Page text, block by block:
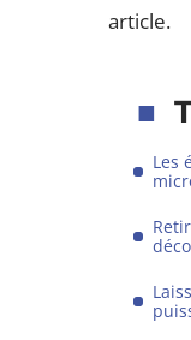
article.
Les